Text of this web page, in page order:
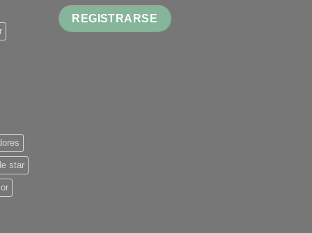
producto
star